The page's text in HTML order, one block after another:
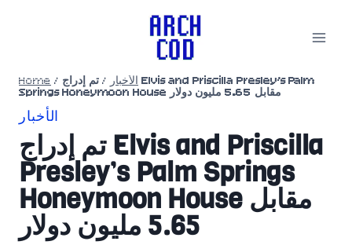
Home / الأخبار / تم إدراج Elvis and Priscilla Presley’s Palm
Springs Honeymoon House مقابل 5.65 مليون دولار
الأخبار
تم إدراج Elvis and Priscilla
Presley’s Palm Springs
Honeymoon House مقابل
5.65 مليون دولار